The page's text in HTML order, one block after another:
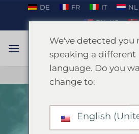
contenuti
DE FR IT NL
EN_US
PARLARE SU
Striper Man
We've detected you
speaking a different
language. Do you
change to:
English